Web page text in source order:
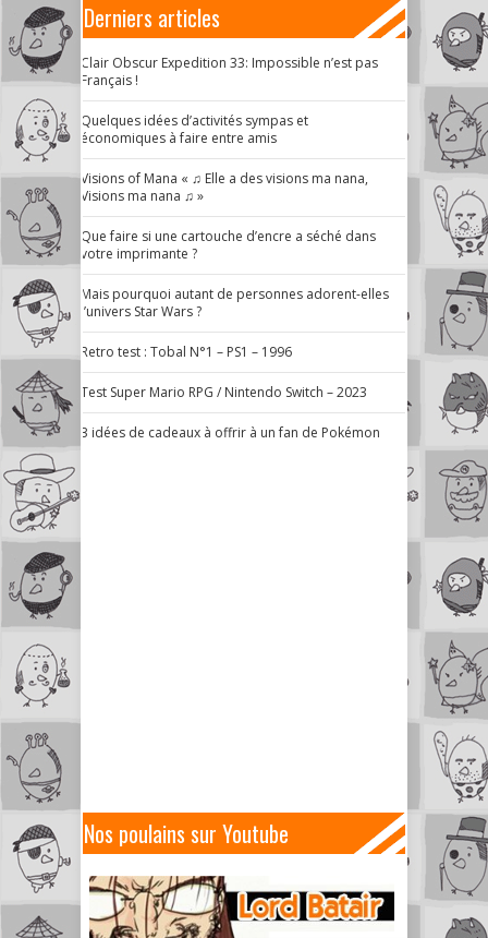
Derniers articles
Clair Obscur Expedition 33: Impossible n’est pas
Français !
Quelques idées d’activités sympas et
économiques à faire entre amis
Visions of Mana « ♫ Elle a des visions ma nana,
Visions ma nana ♫ »
Que faire si une cartouche d’encre a séché dans
votre imprimante ?
Mais pourquoi autant de personnes adorent-elles
l’univers Star Wars ?
Retro test : Tobal N°1 – PS1 – 1996
Test Super Mario RPG / Nintendo Switch – 2023
3 idées de cadeaux à offrir à un fan de Pokémon
Nos poulains sur Youtube